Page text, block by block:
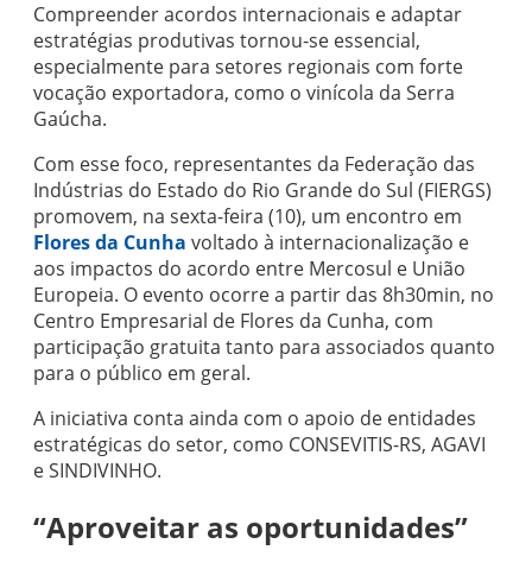
Compreender acordos internacionais e adaptar
estratégias produtivas tornou-se essencial,
especialmente para setores regionais com forte
vocação exportadora, como o vinícola da Serra
Gaúcha.
Com esse foco, representantes da Federação das
Indústrias do Estado do Rio Grande do Sul (FIERGS)
promovem, na sexta-feira (10), um encontro em
Flores da Cunha voltado à internacionalização e
aos impactos do acordo entre Mercosul e União
Europeia. O evento ocorre a partir das 8h30min, no
Centro Empresarial de Flores da Cunha, com
participação gratuita tanto para associados quanto
para o público em geral.
A iniciativa conta ainda com o apoio de entidades
estratégicas do setor, como CONSEVITIS-RS, AGAVI
eSINDIVINHO.
“Aproveitar as oportunidades”